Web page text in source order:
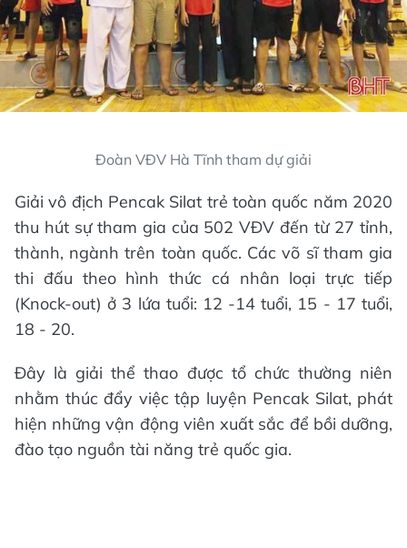
Đoàn VĐV Hà Tĩnh tham dự giải
Giải vô địch Pencak Silat trẻ toàn quốc năm 2020
thu hút sự tham gia của 502 VĐV đến từ 27 tỉnh,
thành, ngành trên toàn quốc. Các võ sĩ tham gia
thi đấu theo hình thức cá nhân loại trực tiếp
(Knock-out) ở 3 lứa tuổi: 12 -14 tuổi, 15 - 17 tuổi,
18 - 20.
Đây là giải thể thao được tổ chức thường niên
nhằm thúc đẩy việc tập luyện Pencak Silat, phát
hiện những vận động viên xuất sắc để bồi dưỡng,
đào tạo nguồn tài năng trẻ quốc gia.